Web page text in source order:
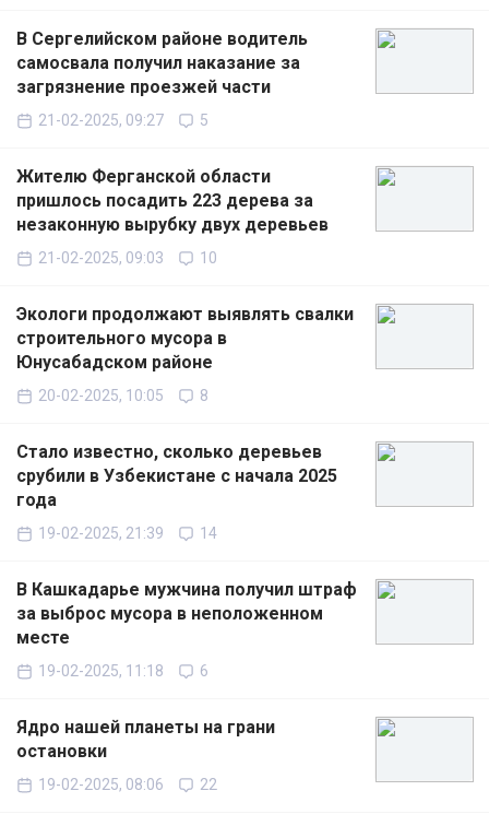
В Сергелийском районе водитель
самосвала получил наказание за
загрязнение проезжей части
21-02-2025, 09:27 5
Жителю Ферганской области
пришлось посадить 223 дерева за
незаконную вырубку двух деревьев
21-02-2025, 09:03 10
Экологи продолжают выявлять свалки
строительного мусора в
Юнусабадском районе
20-02-2025, 10:05 8
Стало известно, сколько деревьев
срубили в Узбекистане с начала 2025
года
19-02-2025, 21:39 14
В Кашкадарье мужчина получил штраф
за выброс мусора в неположенном
месте
19-02-2025, 11:18 6
Ядро нашей планеты на грани
остановки
19-02-2025, 08:06 22